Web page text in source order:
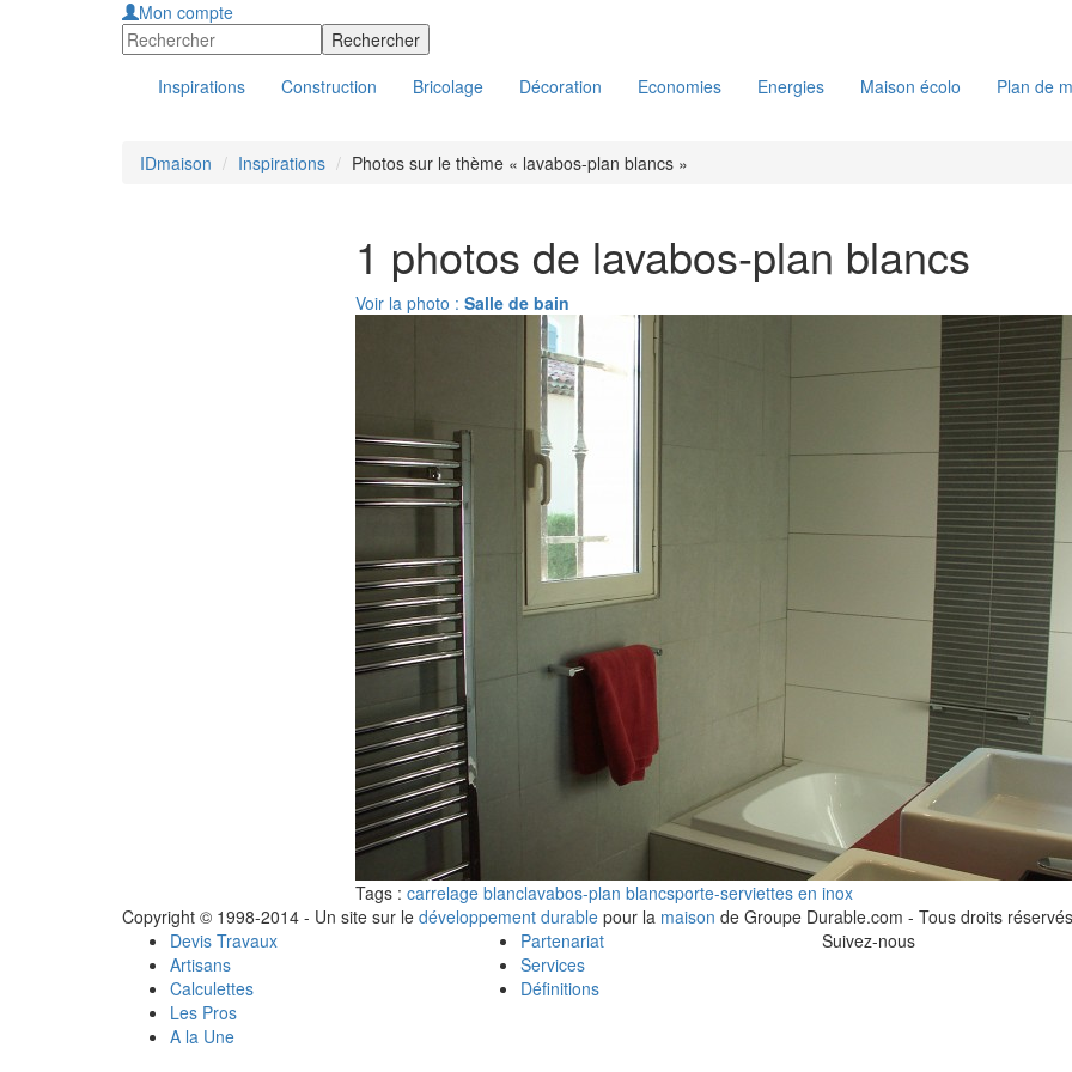
Mon compte
Inspirations Construction Bricolage Décoration Economies Energies Maison écolo Plan de
IDmaison Inspirations Photos sur le thème « lavabos-plan blancs »
1 photos de lavabos-plan blancs
Voir la photo : Salle de bain
Tags : carrelage blanclavabos-plan blancsporte-serviettes en inox
Copyright © 1998-2014 - Un site sur le développement durable pour la maison de Groupe Durable.com - Tous droits
Devis Travaux
Artisans
Calculettes
Les Pros
A la Une
Partenariat
Services
Définitions
Suivez-nous